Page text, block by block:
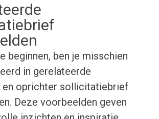
beginnen, ben je misschien
in gerelateerde
oprichter sollicitatiebrief
Deze voorbeelden geven